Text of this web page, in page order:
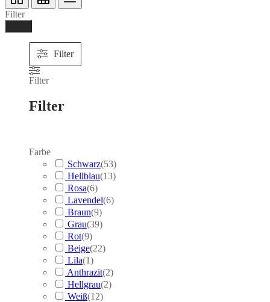
Filter
Filter
Filter
Filter
Farbe
Schwarz(53)
Hellblau(13)
Rosa(6)
Lavendel(6)
Braun(9)
Grau(39)
Rot(9)
Beige(22)
Lila(1)
Anthrazit(2)
Hellgrau(2)
Weiß(12)